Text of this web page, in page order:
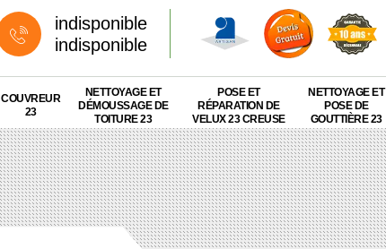
indisponible
indisponible
COUVREUR
23
NETTOYAGE ET
DÉMOUSSAGE DE
TOITURE 23
POSE ET
RÉPARATION DE
VELUX 23 CREUSE
NETTOYAGE ET
POSE DE
GOUTTIÈRE 23